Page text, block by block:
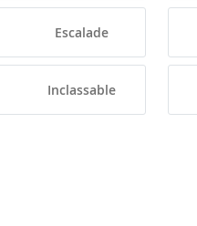
Escalade
Inclassable